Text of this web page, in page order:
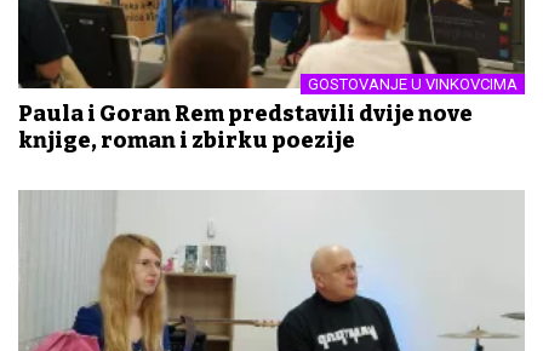
GOSTOVANJE U VINKOVCIMA
Paula i Goran Rem predstavili dvije nove
knjige, roman i zbirku poezije